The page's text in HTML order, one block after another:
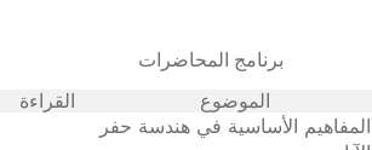
برنامج المحاضرات
الموضوع
القراءة
المفاهيم الأساسية في هندسة حفر